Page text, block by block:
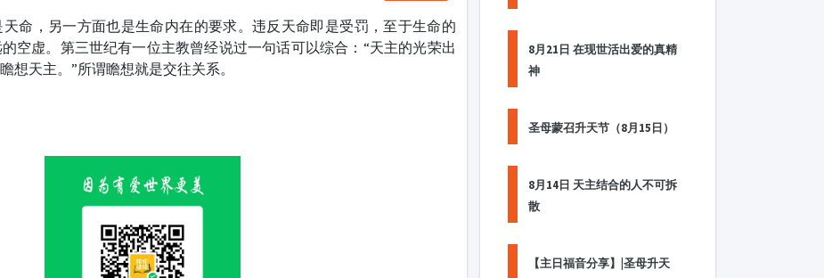
to
increase
命，另一方面也是生命内在的要求。违反天命即是受罚，至于生命的
空虚。第三世纪有一位主教曾经说过一句话可以综合：“天主的光荣出
想天主。”所谓瞻想就是交往关系。
8月21日 在现世活出爱的真精
神
圣母蒙召升天节（8月15日）
8月14日 天主结合的人不可拆
散
【主日福音分享】|圣母升天